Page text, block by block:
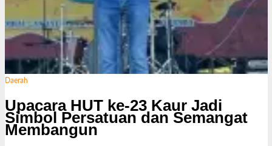
Daerah
Upacara HUT ke-23 Kaur Jadi
Simbol Persatuan dan Semangat
Membangun